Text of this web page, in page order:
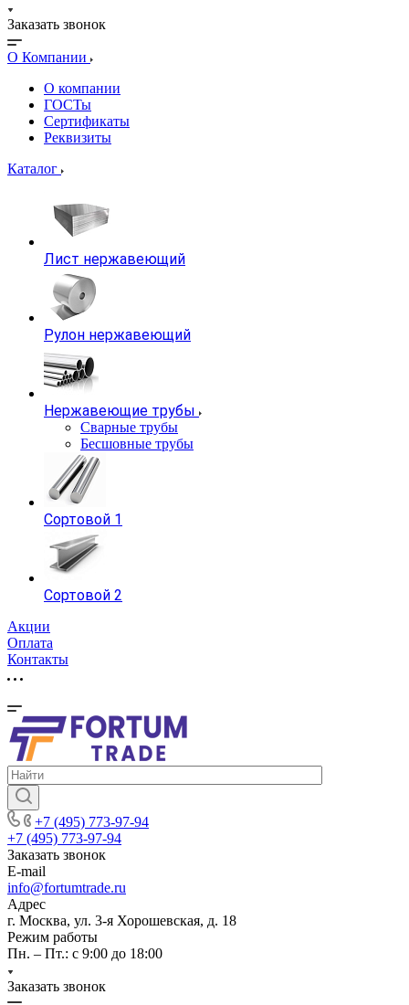
Заказать звонок
О Компании
О компании
ГОСТы
Сертификаты
Реквизиты
Каталог
Лист нержавеющий
Рулон нержавеющий
Нержавеющие трубы
Сварные трубы
Бесшовные трубы
Сортовой 1
Сортовой 2
Акции
Оплата
Контакты
+7 (495) 773-97-94
+7 (495) 773-97-94
Заказать звонок
E-mail
info@fortumtrade.ru
Адрес
г. Москва, ул. 3-я Хорошевская, д. 18
Режим работы
Пн. – Пт.: с 9:00 до 18:00
Заказать звонок